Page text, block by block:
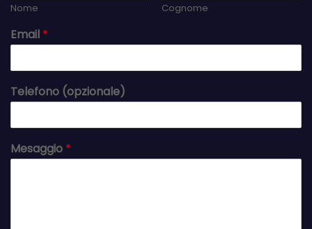
Nome Cognome
Email *
Telefono (opzionale)
Mesaggio *